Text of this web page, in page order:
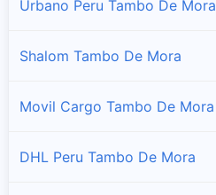
Urbano Peru Tambo De Mora
Shalom Tambo De Mora
Movil Cargo Tambo De Mora
DHL Peru Tambo De Mora